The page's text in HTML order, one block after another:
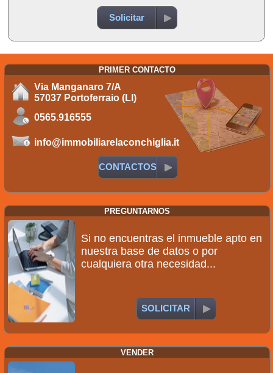
Solicitar
PRIMER CONTACTO
Via Manganaro 7/A
57037 Portoferraio (LI)
0565.916555
info@immobiliarelaconchiglia.it
CONTACTOS
PREGUNTARNOS
Si no encuentras el inmueble apto en
nuestra base de datos o por
cualquiera otra necesidad...
SOLICITAR
VENDER